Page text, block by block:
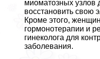
миоматозных узлов
восстановить свою
Кроме этого,
гормонотерапии и
гинеколога для
заболевания.